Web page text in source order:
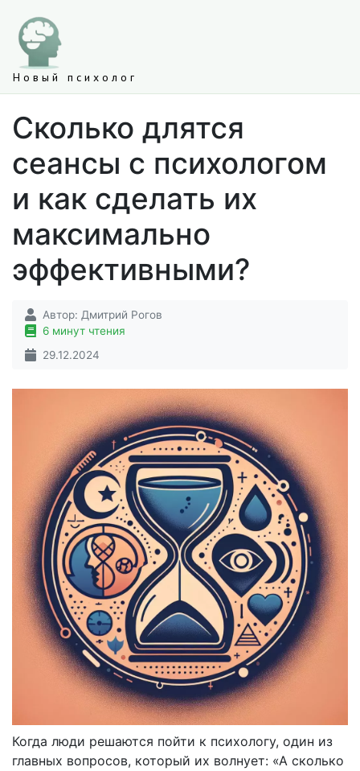
Новый психолог
Сколько длятся
сеансы с психологом
и как сделать их
максимально
эффективными?
Автор: Дмитрий Рогов
6 минут чтения
29.12.2024
Когда люди решаются пойти к психологу, один из
главных вопросов, который их волнует: «А сколько